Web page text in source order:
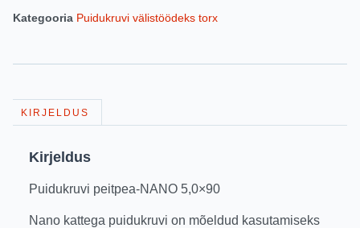
Kategooria Puidukruvi välistöödeks torx
KIRJELDUS
Kirjeldus
Puidukruvi peitpea-NANO 5,0×90
Nano kattega puidukruvi on mõeldud kasutamiseks